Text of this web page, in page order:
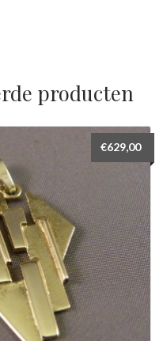
producten
€629,00